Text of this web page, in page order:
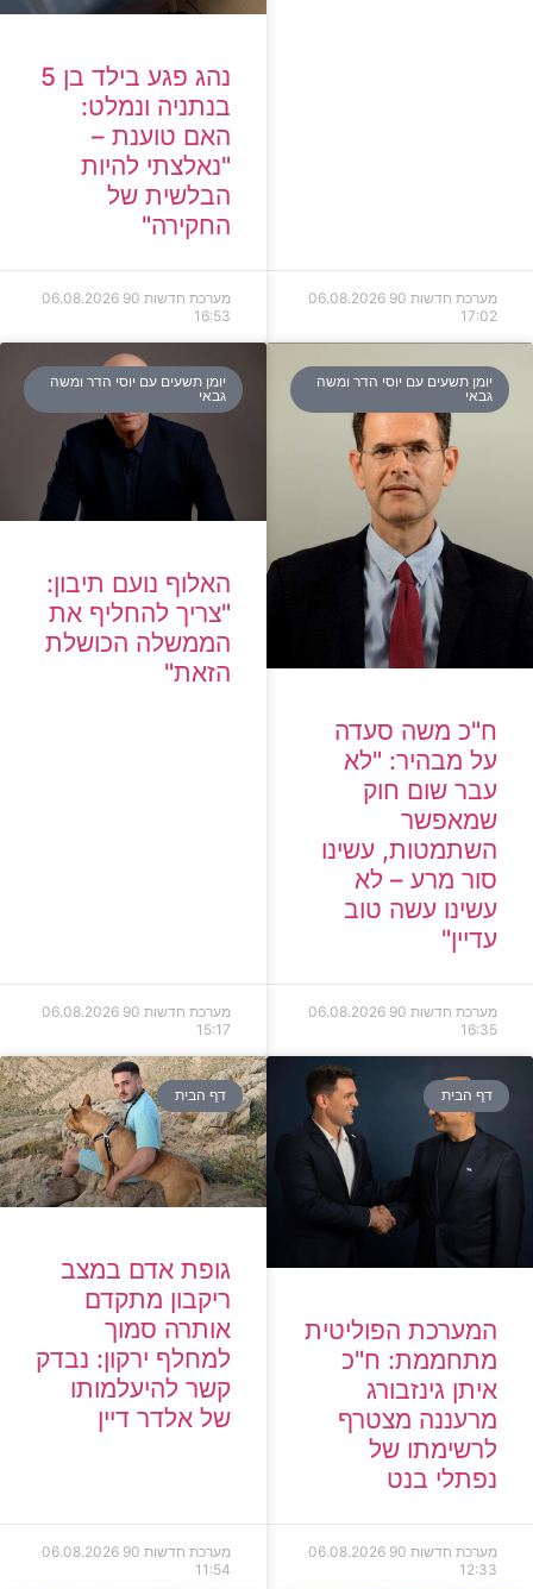
מערכת חדשות 90
06.08.2026
17:02
נהג פגע בילד בן 5
בנתניה ונמלט:
האם טוענת –
"נאלצתי להיות
הבלשית של
החקירה"
מערכת חדשות 90
06.08.2026
16:53
יומן תשעים עם יוסי הדר ומשה
גבאי
ח"כ משה סעדה
על מבהיר: "לא
עבר שום חוק
שמאפשר
השתמטות, עשינו
סור מרע – לא
עשינו עשה טוב
עדיין"
מערכת חדשות 90
06.08.2026
16:35
יומן תשעים עם יוסי הדר ומשה
גבאי
האלוף נועם תיבון:
"צריך להחליף את
הממשלה הכושלת
הזאת"
מערכת חדשות 90
06.08.2026
15:17
דף הבית
המערכת הפוליטית
מתחממת: ח"כ
איתן גינזבורג
מרעננה מצטרף
לרשימתו של
נפתלי בנט
מערכת חדשות 90
06.08.2026
12:33
דף הבית
גופת אדם במצב
ריקבון מתקדם
אותרה סמוך
למחלף ירקון: נבדק
קשר להיעלמותו
של אלדר דיין
מערכת חדשות 90
06.08.2026
11:54